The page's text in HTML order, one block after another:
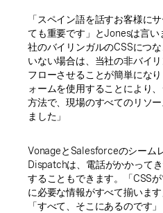
「スペイン語を話すお客様に
ても重要です」とJonesは言い
社のバイリンガルのCSSにつ
いない場合は、当社の非バイ
フローさせることが簡単にな
ォームを使用することにより
方法で、現場のすべてのリソ
ました」
VonageとSalesforceのシーム
Dispatchは、電話がかかって
することもできます。「CSS
に必要な情報がすべて揃いま
「すべて、そこにあるのです」